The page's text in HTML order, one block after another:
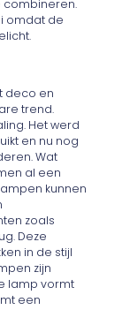
combineren.
omdat de
deco en
trend.
Het werd
en nu nog
Wat
al een
kunnen
zoals
Deze
in de stijl
zijn
lamp vormt
een